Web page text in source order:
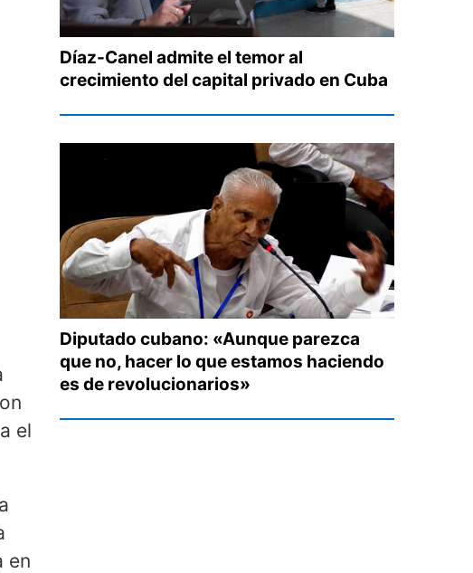
el
en
Díaz-Canel admite el temor al
crecimiento del capital privado en Cuba
Diputado cubano: «Aunque parezca
que no, hacer lo que estamos haciendo
es de revolucionarios»